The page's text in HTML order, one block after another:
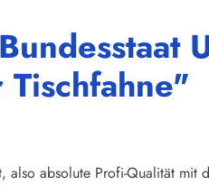
absolute Profi-Qualität mit